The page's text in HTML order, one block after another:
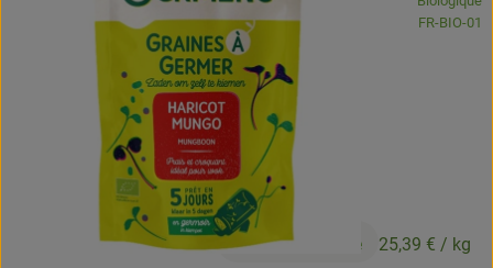
Accessoires et divers
Cosmétique et hygiène
Pour vous 3,30 € / piece 25,39 € / kg
, Autorité
FR-BIO-01